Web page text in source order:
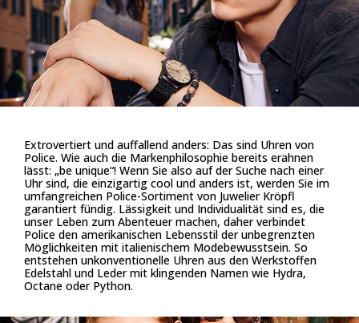
Extrovertiert und auffallend anders: Das sind Uhren von
Police. Wie auch die Markenphilosophie bereits erahnen
lässt: „be unique“! Wenn Sie also auf der Suche nach einer
Uhr sind, die einzigartig cool und anders ist, werden Sie im
umfangreichen Police-Sortiment von Juwelier Kröpfl
garantiert fündig. Lässigkeit und Individualität sind es, die
unser Leben zum Abenteuer machen, daher verbindet
Police den amerikanischen Lebensstil der unbegrenzten
Möglichkeiten mit italienischem Modebewusstsein. So
entstehen unkonventionelle Uhren aus den Werkstoffen
Edelstahl und Leder mit klingenden Namen wie Hydra,
Octane oder Python.